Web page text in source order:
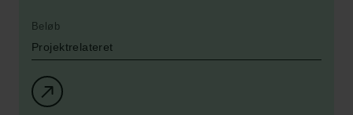
Beløb
Projektrelateret